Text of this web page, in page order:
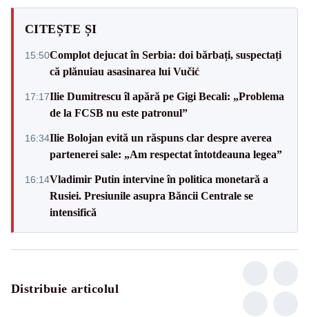
CITEȘTE ȘI
15:50Complot dejucat în Serbia: doi bărbați, suspectați
că plănuiau asasinarea lui Vučić
17:17Ilie Dumitrescu îl apără pe Gigi Becali: „Problema
de la FCSB nu este patronul”
16:34Ilie Bolojan evită un răspuns clar despre averea
partenerei sale: „Am respectat întotdeauna legea”
16:14Vladimir Putin intervine în politica monetară a
Rusiei. Presiunile asupra Băncii Centrale se
intensifică
Distribuie articolul